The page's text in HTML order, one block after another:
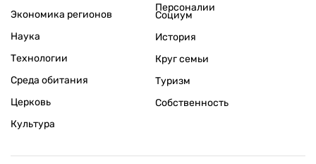
Экономика регионов
Персоналии
Наука
Технологии
Среда обитания
Церковь
Культура
Социум
История
Круг семьи
Туризм
Собственность